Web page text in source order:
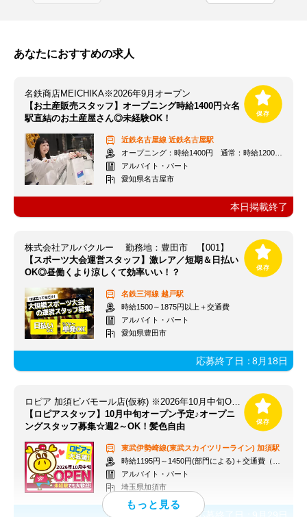
あなたにおすすめの求人
名鉄商店MEICHIKA※2026年9月オープン
【お土産販売スタッフ】オープニング時給1400円☆名
駅直結のお土産屋さん◎未経験OK！
近鉄名古屋線 近鉄名古屋駅
オープニング：時給1400円 通常：時給1200円～＋交通費全額支給
アルバイト・パート
愛知県名古屋市
本日掲載終了
株式会社アルバクルー 勤務地：豊田市 【001】
【スポーツ大会運営スタッフ】激レア／短期＆日払い
OK◎昼働くより涼しくて効率いい！？
名鉄三河線 越戸駅
時給1500～1875円以上＋交通費
アルバイト・パート
愛知県豊田市
応募終了日：8月18日
ロピア 加須ビバモール店(仮称) ※2026年10月中旬OPEN予定
【ロピアスタッフ】10月中旬オープン予定♪オープニ
ングスタッフ募集☆週2～OK！髪色自由
東武伊勢崎線(東武スカイツリーライン) 加須駅
時給1195円～1450円(部門による)＋交通費（社内規定）
アルバイト・パート
埼玉県加須市